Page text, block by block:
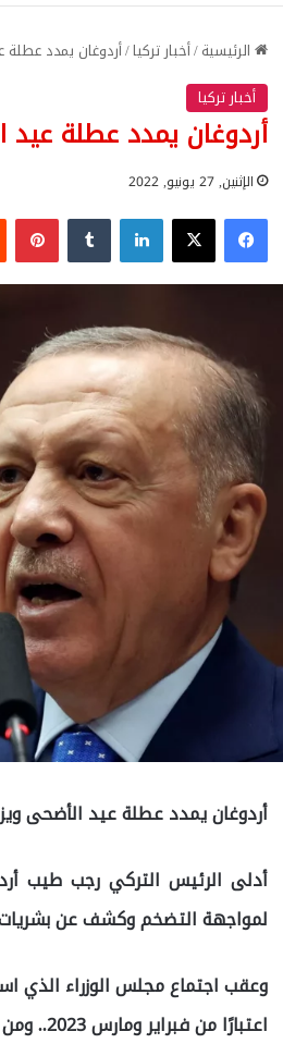
الرئيسية/أخبار تركيا/أردوغان يمدد عطلة
أخبار تركيا
أردوغان يمدد عطلة
الإثنين, 27 يونيو, 2022
فيسبوك‫X لينكدإن
أردوغان يمدد عطلة عيد الأضحى
أدلى الرئيس التركي رجب طيب
لمواجهة التضخم وكشف عن
اعتبارًا من فبراير ومارس 2023.. ومن الواضح أننا سنضطر إلى تحمل عبء ارتفاع التضخم لبعض الوقت”.